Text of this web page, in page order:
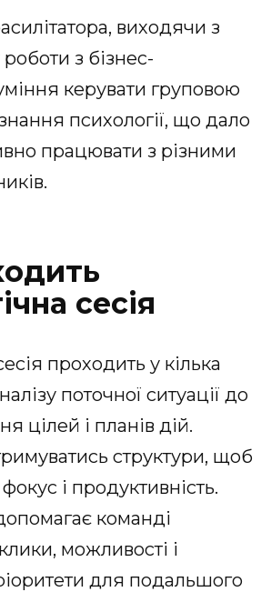
виходячи з
з бізнес-
керувати груповою
психології, що дало
працювати з різними
сесія
проходить у кілька
поточної ситуації до
цілей і планів дій.
структури, щоб
і продуктивність.
команді
можливості і
для подальшого